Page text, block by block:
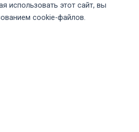
использовать этот сайт, вы
cookie-файлов.